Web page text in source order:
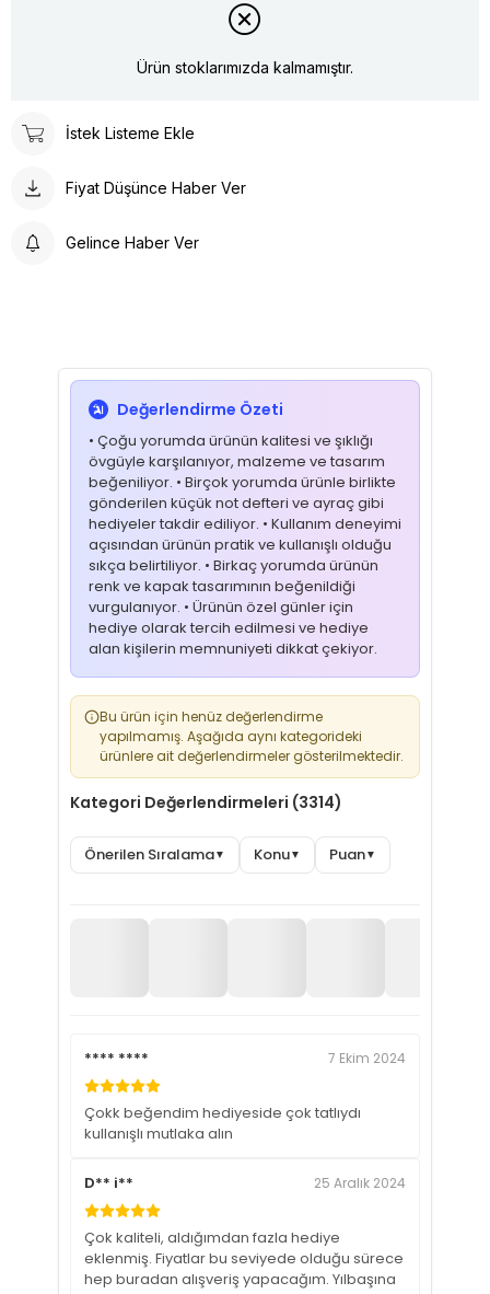
Ürün stoklarımızda kalmamıştır.
İstek Listeme Ekle
Fiyat Düşünce Haber Ver
Gelince Haber Ver
Değerlendirme Özeti
• Çoğu yorumda ürünün kalitesi ve şıklığı
övgüyle karşılanıyor, malzeme ve tasarım
beğeniliyor. • Birçok yorumda ürünle birlikte
gönderilen küçük not defteri ve ayraç gibi
hediyeler takdir ediliyor. • Kullanım deneyimi
açısından ürünün pratik ve kullanışlı olduğu
sıkça belirtiliyor. • Birkaç yorumda ürünün
renk ve kapak tasarımının beğenildiği
vurgulanıyor. • Ürünün özel günler için
hediye olarak tercih edilmesi ve hediye
alan kişilerin memnuniyeti dikkat çekiyor.
Bu ürün için henüz değerlendirme
yapılmamış. Aşağıda aynı kategorideki
ürünlere ait değerlendirmeler gösterilmektedir.
Kategori Değerlendirmeleri (3314)
Önerilen Sıralama▼ Konu▼ Puan▼
**** **** 7 Ekim 2024
Çokk beğendim hediyeside çok tatlıydı
kullanışlı mutlaka alın
D** i** 25 Aralık 2024
Çok kaliteli, aldığımdan fazla hediye
eklenmiş. Fiyatlar bu seviyede olduğu sürece
hep buradan alışveriş yapacağım. Yılbaşına